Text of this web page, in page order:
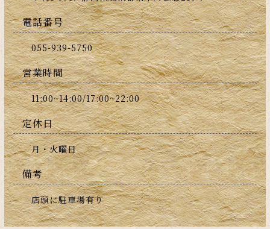
電話番号
055-939-5750
営業時間
11:00~14:00/17:00~22:00
定休日
月・火曜日
備考
店頭に駐車場有り